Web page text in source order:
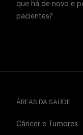
que há de novo e
pacientes?
ÁREAS DA SAÚDE
Câncer e Tumores